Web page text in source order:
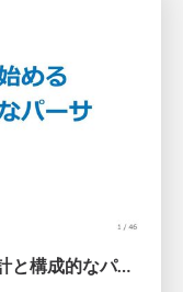
壊れたパーサから始める関数型設計と構成的なパーサ #fp_matsuri